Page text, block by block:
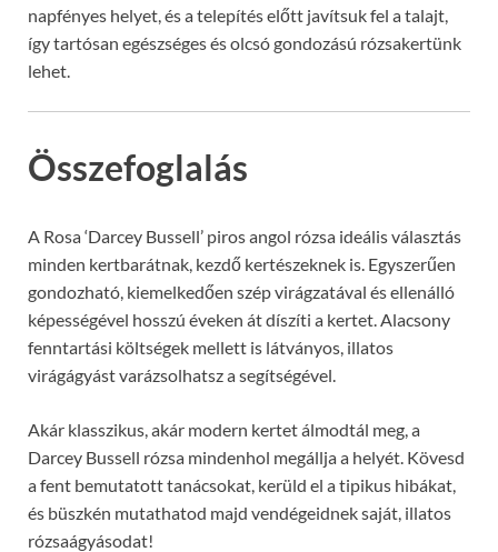
napfényes helyet, és a telepítés előtt javítsuk fel a talajt,
így tartósan egészséges és olcsó gondozású rózsakertünk
lehet.
Összefoglalás
A Rosa ‘Darcey Bussell’ piros angol rózsa ideális választás
minden kertbarátnak, kezdő kertészeknek is. Egyszerűen
gondozható, kiemelkedően szép virágzatával és ellenálló
képességével hosszú éveken át díszíti a kertet. Alacsony
fenntartási költségek mellett is látványos, illatos
virágágyást varázsolhatsz a segítségével.
Akár klasszikus, akár modern kertet álmodtál meg, a
Darcey Bussell rózsa mindenhol megállja a helyét. Kövesd
a fent bemutatott tanácsokat, kerüld el a tipikus hibákat,
és büszkén mutathatod majd vendégeidnek saját, illatos
rózsaágyásodat!